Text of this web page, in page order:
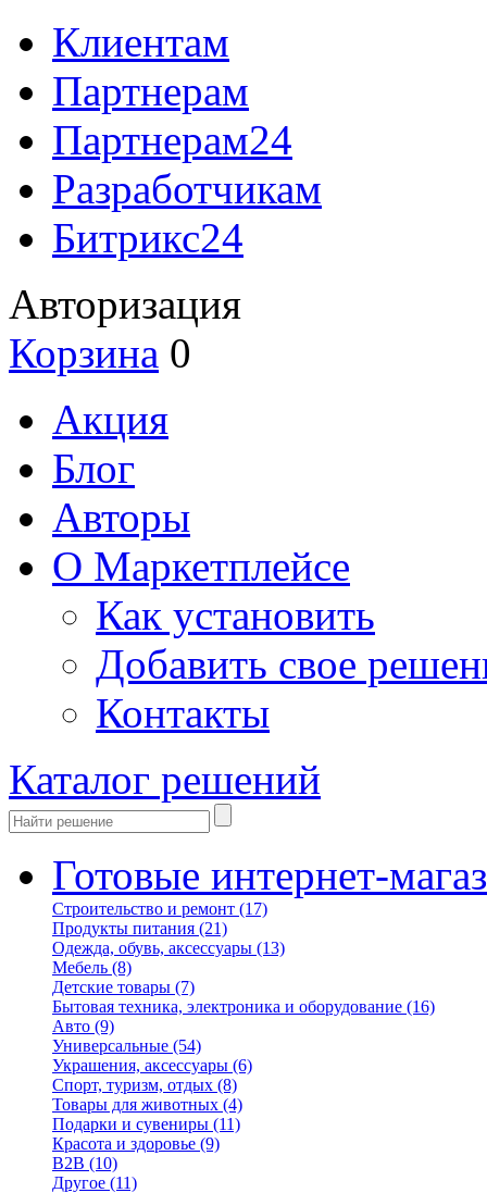
Клиентам
Партнерам
Партнерам24
Разработчикам
Битрикс24
Авторизация
Корзина 0
Акция
Блог
Авторы
О Маркетплейсе
Как установить
Добавить свое
Контакты
Каталог решений
Готовые интернет-
Строительство и ремонт (17)
Продукты питания (21)
Одежда, обувь, аксессуары (13)
Мебель (8)
Детские товары (7)
Бытовая техника, электроника и оборудование (16)
Авто (9)
Универсальные (54)
Украшения, аксессуары (6)
Спорт, туризм, отдых (8)
Товары для животных (4)
Подарки и сувениры (11)
Красота и здоровье (9)
B2B (10)
Другое (11)